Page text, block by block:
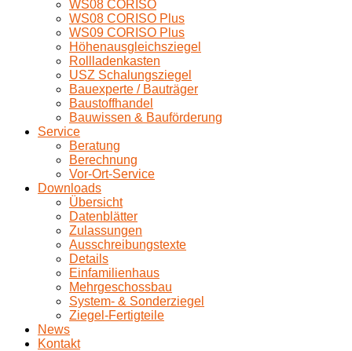
WS08 CORISO
WS08 CORISO Plus
WS09 CORISO Plus
Höhenausgleichsziegel
Rollladenkasten
USZ Schalungsziegel
Bauexperte / Bauträger
Baustoffhandel
Bauwissen & Bauförderung
Service
Beratung
Berechnung
Vor-Ort-Service
Downloads
Übersicht
Datenblätter
Zulassungen
Ausschreibungstexte
Details
Einfamilienhaus
Mehrgeschossbau
System- & Sonderziegel
Ziegel-Fertigteile
News
Kontakt